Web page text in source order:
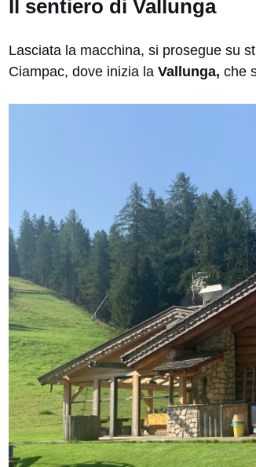
Il sentiero di Vallunga
Lasciata la macchina, si prosegue su
Ciampac, dove inizia la Vallunga, che